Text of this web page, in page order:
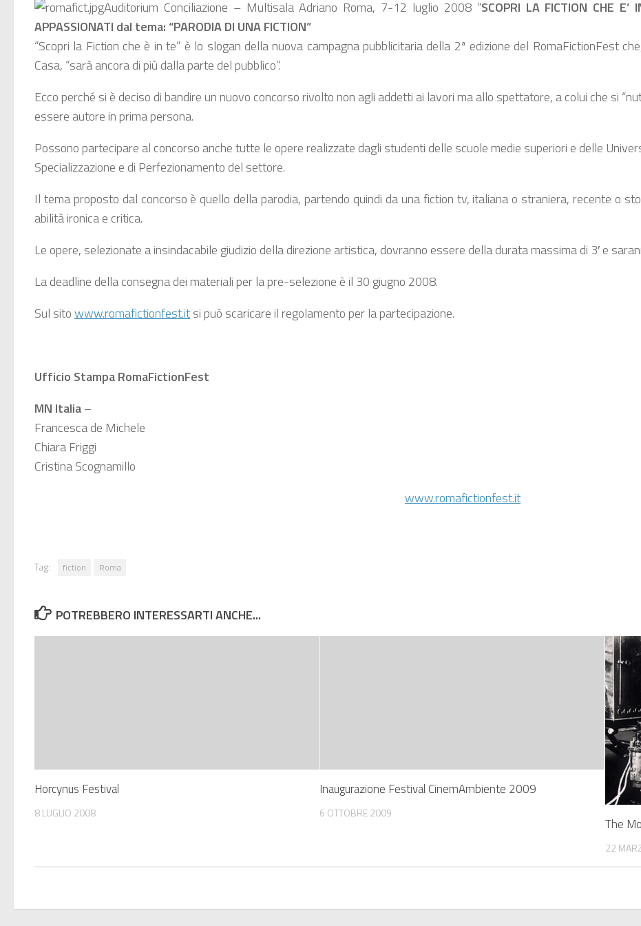
Auditorium Conciliazione – Multisala Adriano Roma, 7-12 luglio 2008 “SCOPRI LA FICTION CHE
APPASSIONATI dal tema: “PARODIA DI UNA FICTION”
“Scopri la Fiction che è in te” è lo slogan della nuova campagna pubblicitaria della 2ª edizione del RomaFictionFest
Casa, “sarà ancora di più dalla parte del pubblico”.
Ecco perché si è deciso di bandire un nuovo concorso rivolto non agli addetti ai lavori ma allo spettatore, a colui che si
essere autore in prima persona.
Possono partecipare al concorso anche tutte le opere realizzate dagli studenti delle scuole medie superiori e delle
Specializzazione e di Perfezionamento del settore.
Il tema proposto dal concorso è quello della parodia, partendo quindi da una fiction tv, italiana o straniera, recente o
abilità ironica e critica.
Le opere, selezionate a insindacabile giudizio della direzione artistica, dovranno essere della durata massima di 3′ e
La deadline della consegna dei materiali per la pre-selezione è il 30 giugno 2008.
Sul sitowww.romafictionfest.itsi può scaricare il regolamento per la partecipazione.
Ufficio Stampa RomaFictionFest
MN Italia–
Francesca de Michele
Chiara Friggi
Cristina Scognamillo
www.romafictionfest.it
Tag: fiction Roma
POTREBBERO INTERESSARTI ANCHE...
Horcynus Festival
8 LUGLIO 2008
Inaugurazione Festival CinemAmbiente 2009
6 OTTOBRE 2009
The
22